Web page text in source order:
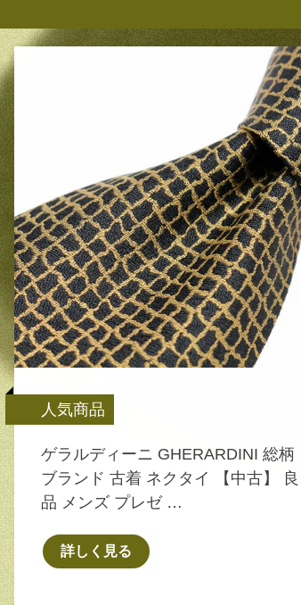
人気商品
ゲラルディーニ GHERARDINI 総柄
ブランド 古着 ネクタイ 【中古】 良
品 メンズ プレゼ …
詳しく見る